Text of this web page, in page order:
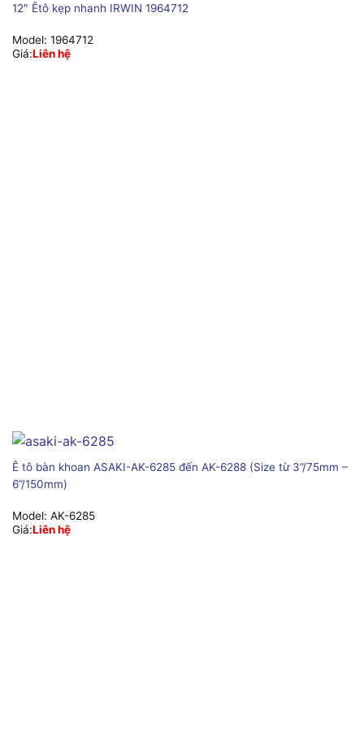
12″ Êtô kẹp nhanh IRWIN 1964712
Model: 1964712
Giá:Liên hệ
Ê tô bàn khoan ASAKI-AK-6285 đến AK-6288 (Size từ 3”/75mm –
6”/150mm)
Model: AK-6285
Giá:Liên hệ